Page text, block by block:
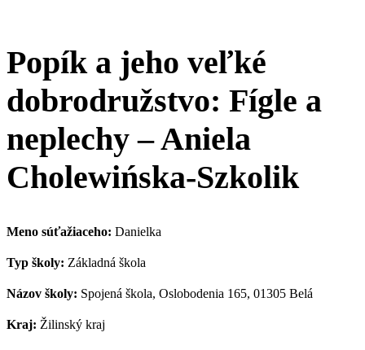
Popík a jeho veľké
dobrodružstvo: Fígle a
neplechy – Aniela
Cholewińska-Szkolik
Meno súťažiaceho: Danielka
Typ školy: Základná škola
Názov školy: Spojená škola, Oslobodenia 165, 01305 Belá
Kraj: Žilinský kraj